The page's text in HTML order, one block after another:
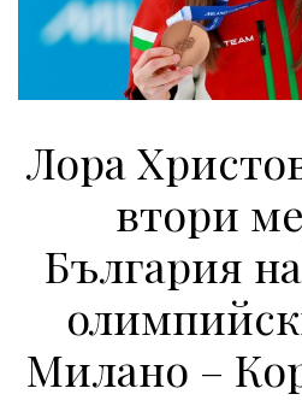
Лора
втори
България
Милано –